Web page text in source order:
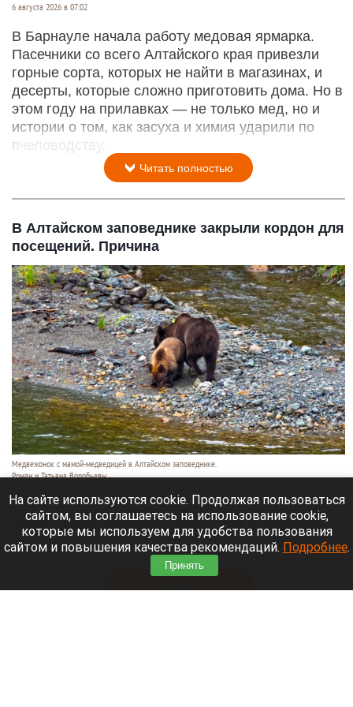
6 августа 2026 в 07:02
В Барнауле начала работу медовая ярмарка.
Пасечники со всего Алтайского края привезли
горные сорта, которых не найти в магазинах, и
десерты, которые сложно приготовить дома. Но в
этом году на прилавках — не только мед, но и
истории о том, как засуха и химия ударили по
пчеловодству.
Читать полностью
В Алтайском заповеднике закрыли кордон для
посещений. Причина
Медвежонок с мамой-медведицей в Алтайском заповеднике.
Роман и Татьяна Воробьевы
5 августа 2026 в 14:00
Кордон Беле временно закрыт для посещения,
говорится всообщенииАлтайского биосферного
На сайте используются cookie. Продолжая пользоваться
сайтом, вы соглашаетесь на использование cookie,
которые мы используем для удобства пользования
сайтом и повышения качества рекомендаций. Подробнее.
Принять